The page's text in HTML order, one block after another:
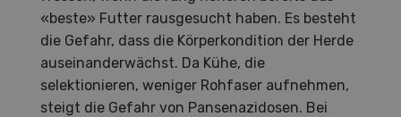
«beste» Futter rausgesucht haben. Es besteht
die Gefahr, dass die Körperkondition der Herde
auseinanderwächst. Da Kühe, die
selektionieren, weniger Rohfaser aufnehmen,
steigt die Gefahr von Pansenazidosen. Bei